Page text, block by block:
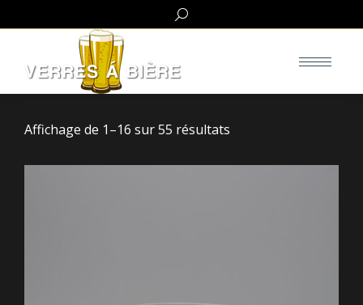
Search:
Affichage de 1–16 sur 55 résultats